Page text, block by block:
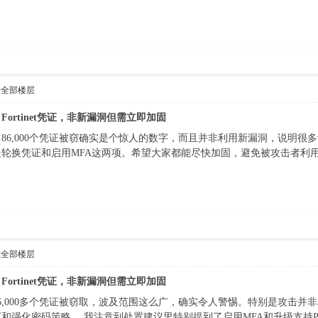
部楼层
凭证，非新漏洞但需立即加固
个凭证被窃确实是个惊人的数字，而且并非利用新漏洞，说明很
换凭证和启用MFA这两项。希望大家都能尽快加固，避免被攻击者利
部楼层
凭证，非新漏洞但需立即加固
多个凭证被窃取，波及范围这么广，确实令人警惕。特别是攻击并